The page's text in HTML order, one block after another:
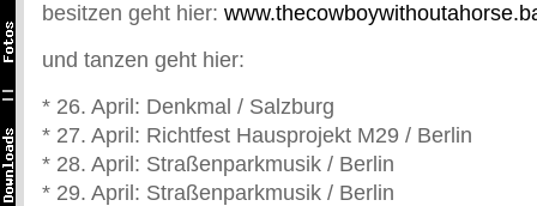
besitzen geht hier:
und tanzen geht hier:
* 26. April: Denkmal / Salzburg
* 27. April: Richtfest Hausprojekt M29 / Berlin
* 28. April: Straßenparkmusik / Berlin
* 29. April: Straßenparkmusik / Berlin